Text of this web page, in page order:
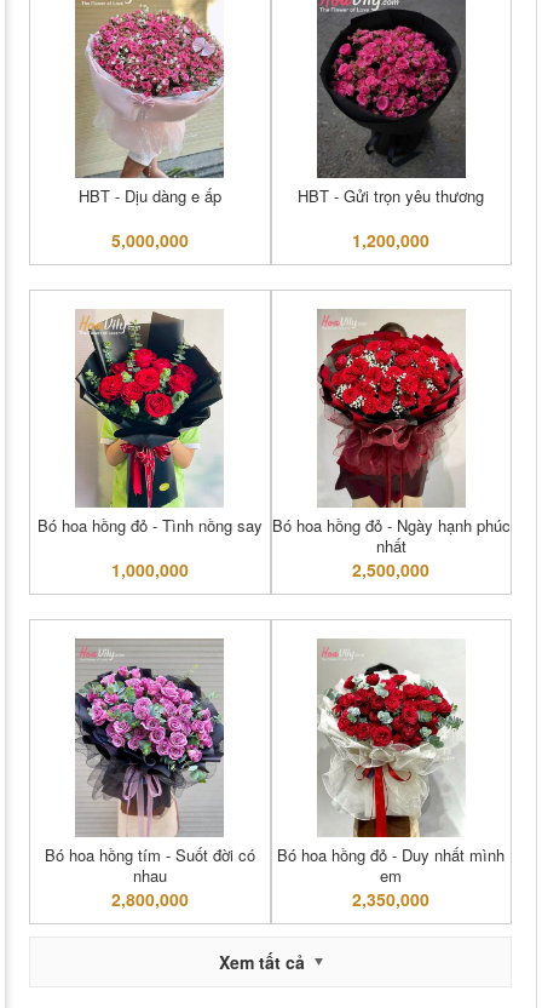
HBT - Dịu dàng e ấp
5,000,000
HBT - Gửi trọn yêu thương
1,200,000
Bó hoa hồng đỏ - Tình nồng say
1,000,000
Bó hoa hồng đỏ - Ngày hạnh phúc
nhất
2,500,000
Bó hoa hồng tím - Suốt đời có
nhau
2,800,000
Bó hoa hồng đỏ - Duy nhất mình
em
2,350,000
Xem tất cả